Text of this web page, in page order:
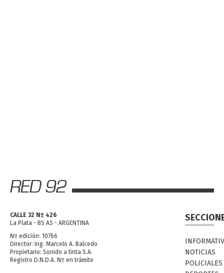
CALLE 32 Nº 426
La Plata - BS AS - ARGENTINA
Nº edición: 10766
Director: Ing. Marcelo A. Balcedo
Propietario: Sonido a tinta S.A.
Registro D.N.D.A. Nº en trámite
NOTICIAS
POLICIALES